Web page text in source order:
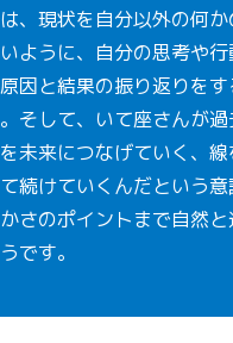
、現状を自分以外の何
ように、自分の思考や
因と結果の振り返りを
そして、いて座さんが
未来につなげていく、
続けていくんだという意
さのポイントまで自然
です。